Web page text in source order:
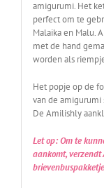
amigurumi. Het
perfect om te
Malaika en Malu.
met de hand
worden als
Het popje op de
van de
De Amilishly
Let op: Om te
aankomt,